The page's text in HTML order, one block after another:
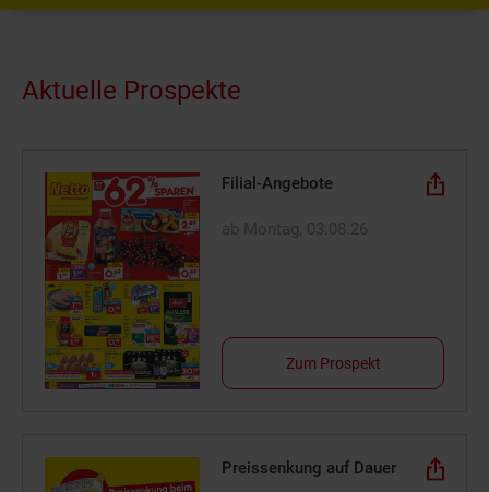
Aktuelle Prospekte
Filial-Angebote
Zum Prospekt
Preissenkung auf Dauer